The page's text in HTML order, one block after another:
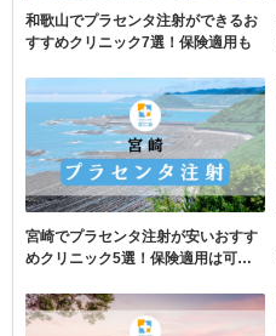
和歌山でプラセンタ注射ができるお
すすめクリニック7選！保険適用も
宮崎でプラセンタ注射が安いおすす
めクリニック5選！保険適用は可